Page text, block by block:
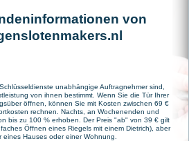
von
unabhängige Auftragnehmer sind,
von ihnen bestimmt. Wenn Sie die Tür Ihrer
öffnen, können Sie mit Kosten zwischen 69 €
rechnen. Nachts, an Wochenenden und
bis zu 100 % erhoben. Der Preis "ab" von 39 € gilt
Öffnen eines Riegels mit einem Dietrich), aber
eines Hauses oder einer Wohnung.